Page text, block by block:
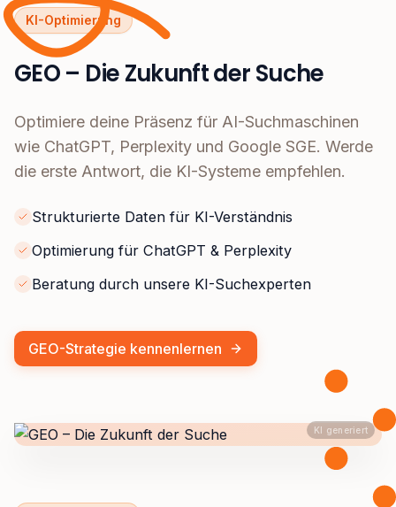
KI-Optimierung
GEO – Die Zukunft der Suche
Optimiere deine Präsenz für AI-Suchmaschinen
wie ChatGPT, Perplexity und Google SGE. Werde
die erste Antwort, die KI-Systeme empfehlen.
Strukturierte Daten für KI-Verständnis
Optimierung für ChatGPT & Perplexity
Beratung durch unsere KI-Suchexperten
GEO-Strategie kennenlernen
KI generiert